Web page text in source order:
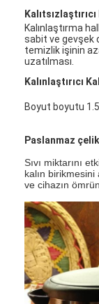
Kalınlaştırma
sabit ve gevşek
temizlik işinin
uzatılması.
Kalınlaştırıcı
Boyut boyutu
Paslanmaz
Sıvı miktarını
kalın
ve cihazın